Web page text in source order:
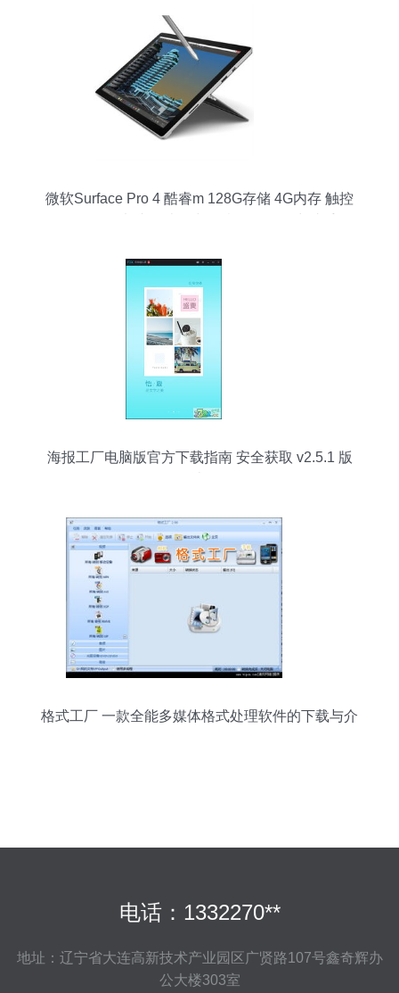
微软Surface Pro 4 酷睿m 128G存储 4G内存 触控
海报工厂电脑版官方下载指南 安全获取 v2.5.1 版
格式工厂 一款全能多媒体格式处理软件的下载与介
电话：1332270**
地址：辽宁省大连高新技术产业园区广贤路107号鑫奇辉办
公大楼303室